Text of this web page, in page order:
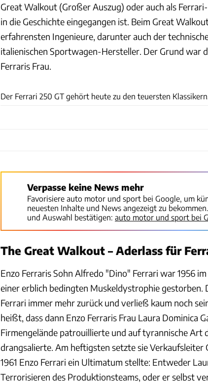
Great Walkout (Großer Auszug) oder auch als
in die Geschichte eingegangen ist. Beim Great
erfahrensten Ingenieure, darunter auch der
italienischen Sportwagen-Hersteller. Der Grund war
Ferraris Frau.
Der Ferrari 250 GT gehört heute zu den teuersten Klassikern.
Verpasse keine News mehr
Favorisiere auto motor und sport bei Google, um
neuesten Inhalte und News angezeigt zu
und Auswahl bestätigen: auto motor und sport bei
The Great Walkout – Aderlass für
Enzo Ferraris Sohn Alfredo "Dino" Ferrari war 1956
einer erblich bedingten Muskeldystrophie gestorben.
Ferrari immer mehr zurück und verließ kaum noch
heißt, dass dann Enzo Ferraris Frau Laura Dominica
Firmengelände patrouillierte und auf tyrannische Art
drangsalierte. Am heftigsten setzte sie Verkaufsleiter
1961 Enzo Ferrari ein Ultimatum stellte: Entweder
Terrorisieren des Produktionsteams, oder er selbst